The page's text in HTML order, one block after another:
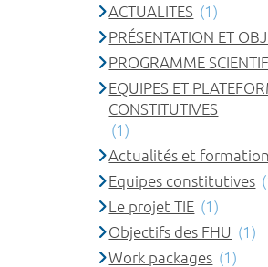
ACTUALITES (1)
PRÉSENTATION ET
PROGRAMME
EQUIPES ET
CONSTITUTIVES
(1)
Actualités et
Equipes constitutives
Le projet TIE (1)
Objectifs des FHU (1)
Work packages (1)